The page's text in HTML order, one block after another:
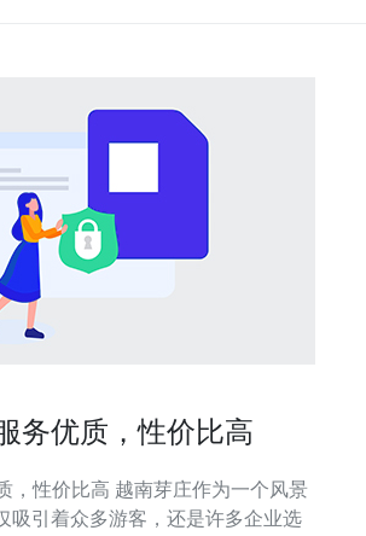
务优质，性价比高
南芽庄作为一个风景
吸引着众多游客，还是许多企业选